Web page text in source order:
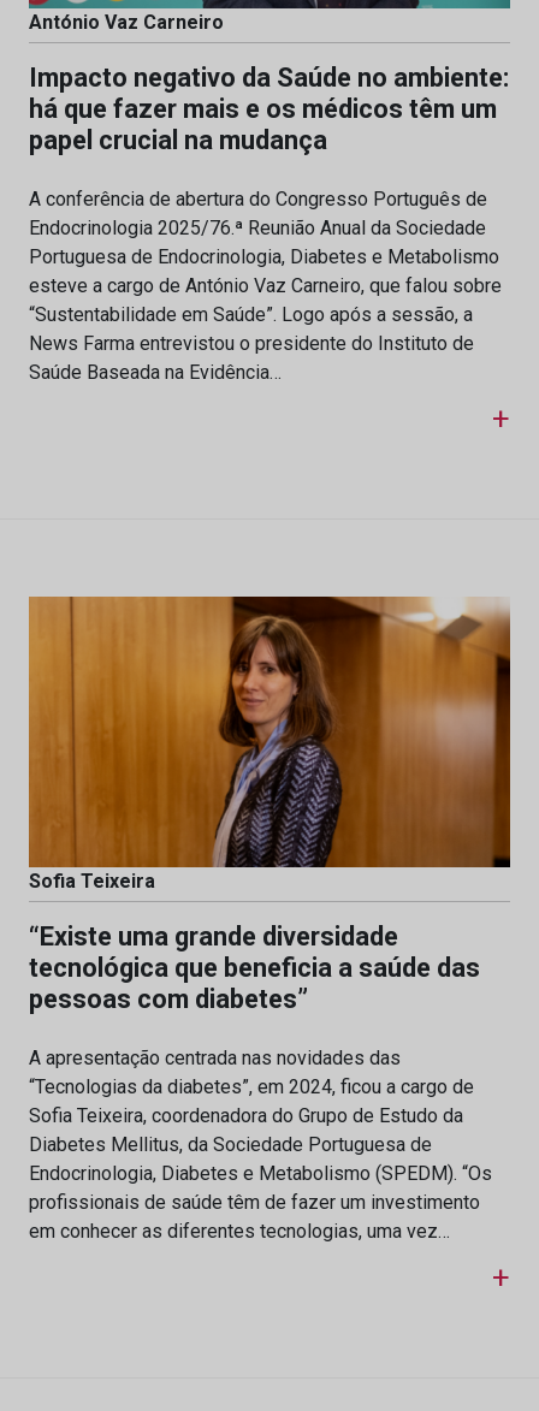
António Vaz Carneiro
Impacto negativo da Saúde no ambiente:
há que fazer mais e os médicos têm um
papel crucial na mudança
A conferência de abertura do Congresso Português de
Endocrinologia 2025/76.ª Reunião Anual da Sociedade
Portuguesa de Endocrinologia, Diabetes e Metabolismo
esteve a cargo de António Vaz Carneiro, que falou sobre
“Sustentabilidade em Saúde”. Logo após a sessão, a
News Farma entrevistou o presidente do Instituto de
Saúde Baseada na Evidência…
+
Sofia Teixeira
“Existe uma grande diversidade
tecnológica que beneficia a saúde das
pessoas com diabetes”
A apresentação centrada nas novidades das
“Tecnologias da diabetes”, em 2024, ficou a cargo de
Sofia Teixeira, coordenadora do Grupo de Estudo da
Diabetes Mellitus, da Sociedade Portuguesa de
Endocrinologia, Diabetes e Metabolismo (SPEDM). “Os
profissionais de saúde têm de fazer um investimento
em conhecer as diferentes tecnologias, uma vez…
+